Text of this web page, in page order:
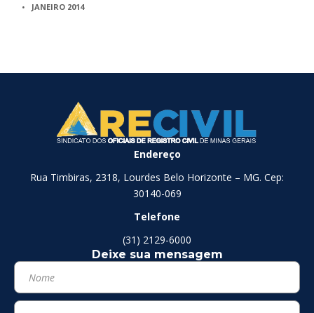
JANEIRO 2014
Endereço
Rua Timbiras, 2318, Lourdes Belo Horizonte – MG. Cep:
30140-069
Telefone
(31) 2129-6000
Deixe sua mensagem